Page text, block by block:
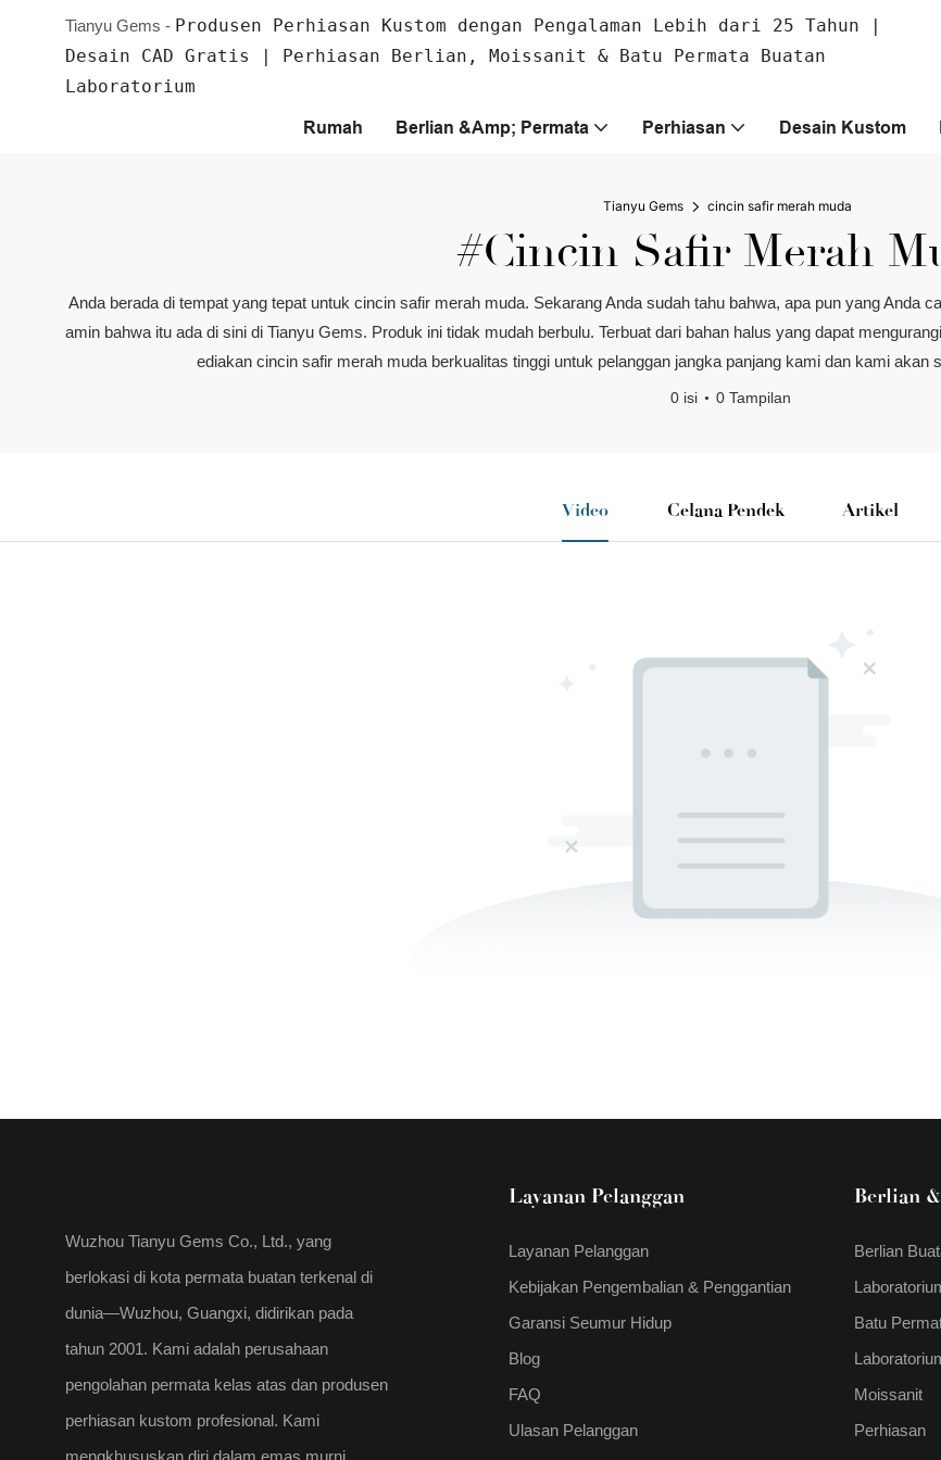
Tianyu Gems - Produsen Perhiasan Kustom dengan Pengalaman Lebih dari 25 Tahun |
Desain CAD Gratis | Perhiasan Berlian, Moissanit & Batu Permata Buatan
Laboratorium
Rumah Berlian &amp; Permata Perhiasan Desain Kustom
Tianyu Gems cincin safir merah muda
#cincin Safir Merah
Anda berada di tempat yang tepat untuk cincin safir merah muda. Sekarang Anda sudah tahu bahwa, apa pun yang Anda
amin bahwa itu ada di sini di Tianyu Gems. Produk ini tidak mudah berbulu. Terbuat dari bahan halus yang dapat
ediakan cincin safir merah muda berkualitas tinggi untuk pelanggan jangka panjang kami dan kami akan
0 isi 0 Tampilan
Video Celana Pendek Artikel
Wuzhou Tianyu Gems Co., Ltd., yang
berlokasi di kota permata buatan terkenal di
dunia—Wuzhou, Guangxi, didirikan pada
tahun 2001. Kami adalah perusahaan
pengolahan permata kelas atas dan produsen
perhiasan kustom profesional. Kami
mengkhususkan diri dalam emas murni,
Layanan Pelanggan
Layanan Pelanggan
Kebijakan Pengembalian & Penggantian
Garansi Seumur Hidup
Blog
FAQ
Ulasan Pelanggan
Berlian
Berlian
Batu
Moissanit
Perhiasan